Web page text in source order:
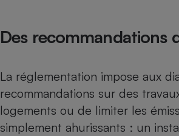
Des recommandations
La réglementation impose aux
recommandations sur des
logements ou de limiter les
simplement ahurissants : un